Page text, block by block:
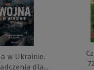
w Ukrainie.
dla...